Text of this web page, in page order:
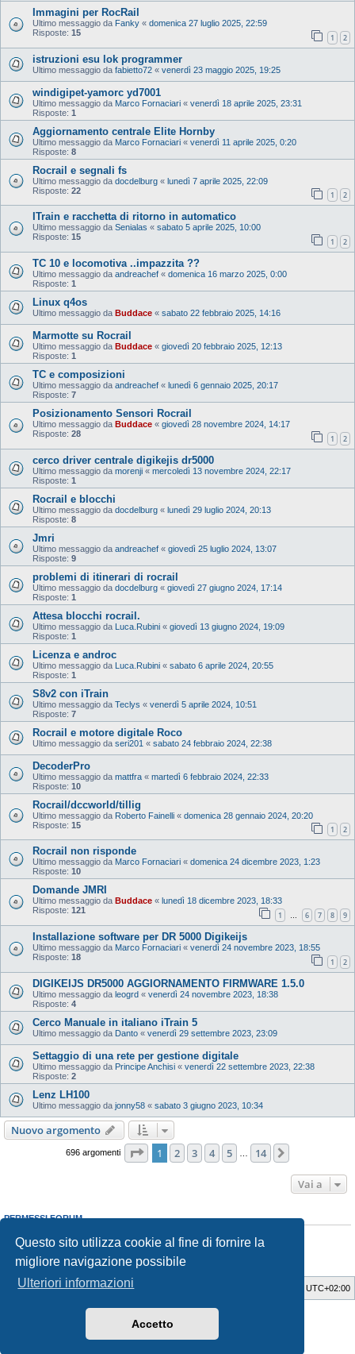
Questo sito utilizza cookie al fine di fornire la
migliore navigazione possibile
Ulteriori informazioni
Accetto
Immagini per RocRail
Ultimo messaggio da Fanky « domenica 27 luglio 2025, 22:59
Risposte: 15 1 2
istruzioni esu lok programmer
Ultimo messaggio da fabietto72 « venerdì 23 maggio 2025, 19:25
windigipet-yamorc yd7001
Ultimo messaggio da Marco Fornaciari « venerdì 18 aprile 2025, 23:31
Risposte: 1
Aggiornamento centrale Elite Hornby
Ultimo messaggio da Marco Fornaciari « venerdì 11 aprile 2025, 0:20
Risposte: 8
Rocrail e segnali fs
Ultimo messaggio da docdelburg « lunedì 7 aprile 2025, 22:09
Risposte: 22 1 2
ITrain e racchetta di ritorno in automatico
Ultimo messaggio da Senialas « sabato 5 aprile 2025, 10:00
Risposte: 15 1 2
TC 10 e locomotiva ..impazzita ??
Ultimo messaggio da andreachef « domenica 16 marzo 2025, 0:00
Risposte: 1
Linux q4os
Ultimo messaggio da Buddace « sabato 22 febbraio 2025, 14:16
Marmotte su Rocrail
Ultimo messaggio da Buddace « giovedì 20 febbraio 2025, 12:13
Risposte: 1
TC e composizioni
Ultimo messaggio da andreachef « lunedì 6 gennaio 2025, 20:17
Risposte: 7
Posizionamento Sensori Rocrail
Ultimo messaggio da Buddace « giovedì 28 novembre 2024, 14:17
Risposte: 28 1 2
cerco driver centrale digikejis dr5000
Ultimo messaggio da morenji « mercoledì 13 novembre 2024, 22:17
Risposte: 1
Rocrail e blocchi
Ultimo messaggio da docdelburg « lunedì 29 luglio 2024, 20:13
Risposte: 8
Jmri
Ultimo messaggio da andreachef « giovedì 25 luglio 2024, 13:07
Risposte: 9
problemi di itinerari di rocrail
Ultimo messaggio da docdelburg « giovedì 27 giugno 2024, 17:14
Risposte: 1
Attesa blocchi rocrail.
Ultimo messaggio da Luca.Rubini « giovedì 13 giugno 2024, 19:09
Risposte: 1
Licenza e androc
Ultimo messaggio da Luca.Rubini « sabato 6 aprile 2024, 20:55
Risposte: 1
S8v2 con iTrain
Ultimo messaggio da Teclys « venerdì 5 aprile 2024, 10:51
Risposte: 7
Rocrail e motore digitale Roco
Ultimo messaggio da seri201 « sabato 24 febbraio 2024, 22:38
DecoderPro
Ultimo messaggio da mattfra « martedì 6 febbraio 2024, 22:33
Risposte: 10
Rocrail/dccworld/tillig
Ultimo messaggio da Roberto Fainelli « domenica 28 gennaio 2024, 20:20
Risposte: 15 1 2
Rocrail non risponde
Ultimo messaggio da Marco Fornaciari « domenica 24 dicembre 2023, 1:23
Risposte: 10
Domande JMRI
Ultimo messaggio da Buddace « lunedì 18 dicembre 2023, 18:33
Risposte: 121 1 … 6 7 8 9
Installazione software per DR 5000 Digikeijs
Ultimo messaggio da Marco Fornaciari « venerdì 24 novembre 2023, 18:55
Risposte: 18 1 2
DIGIKEIJS DR5000 AGGIORNAMENTO FIRMWARE 1.5.0
Ultimo messaggio da leogrd « venerdì 24 novembre 2023, 18:38
Risposte: 4
Cerco Manuale in italiano iTrain 5
Ultimo messaggio da Danto « venerdì 29 settembre 2023, 23:09
Settaggio di una rete per gestione digitale
Ultimo messaggio da Principe Anchisi « venerdì 22 settembre 2023, 22:38
Risposte: 2
Lenz LH100
Ultimo messaggio da jonny58 « sabato 3 giugno 2023, 10:34
Nuovo argomento
696 argomenti Pagina di 14
1 2 3 4 5 14
Vai a
PERMESSI FORUM
Non puoirispondere negli argomenti
Non puoi
modificare i tuoi messaggi
Non puoicancellare i tuoi messaggi
Indice UTC+02:00
GTA game
phpBB® Forum Software © phpBB Limited
phpBB-Italia.it